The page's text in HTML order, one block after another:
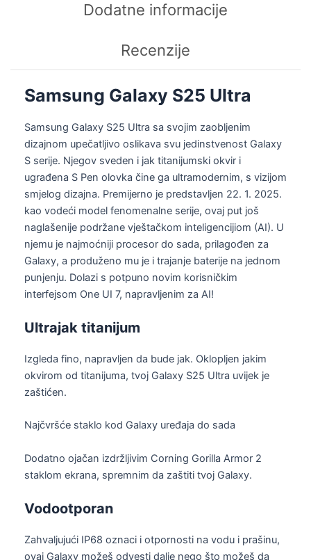
Dodatne informacije
Recenzije
Samsung Galaxy S25 Ultra
Samsung Galaxy S25 Ultra sa svojim zaobljenim
dizajnom upečatljivo oslikava svu jedinstvenost Galaxy
S serije. Njegov sveden i jak titanijumski okvir i
ugrađena S Pen olovka čine ga ultramodernim, s vizijom
smjelog dizajna. Premijerno je predstavljen 22. 1. 2025.
kao vodeći model fenomenalne serije, ovaj put još
naglašenije podržane vještačkom inteligencijiom (AI). U
njemu je najmoćniji procesor do sada, prilagođen za
Galaxy, a produženo mu je i trajanje baterije na jednom
punjenju. Dolazi s potpuno novim korisničkim
interfejsom One UI 7, napravljenim za AI!
Ultrajak titanijum
Izgleda fino, napravljen da bude jak. Oklopljen jakim
okvirom od titanijuma, tvoj Galaxy S25 Ultra uvijek je
zaštićen.
Najčvršće staklo kod Galaxy uređaja do sada
Dodatno ojačan izdržljivim Corning Gorilla Armor 2
staklom ekrana, spremnim da zaštiti tvoj Galaxy.
Vodootporan
Zahvaljujući IP68 oznaci i otpornosti na vodu i prašinu,
ovaj Galaxy možeš odvesti dalje nego što možeš da